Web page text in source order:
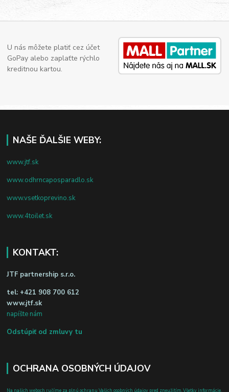
U nás môžete platiť cez účet
GoPay alebo zaplaťte rýchlo
kreditnou kartou.
NAŠE ĎALŠIE WEBY:
www.jtf.sk
www.odhrncaposparadlo.sk
www.vsetkoprevino.sk
www.4toilet.sk
KONTAKT:
JTF partnership s.r.o.
tel: +421 908 700 612
www.jtf.sk
napíšte nám
Odstúpiť od zmluvy tu
OCHRANA OSOBNÝCH ÚDAJOV
Na našich weboch ručíme za plnú ochranu Vašich osobných údajov pred zneužitím. Všetky informácie,